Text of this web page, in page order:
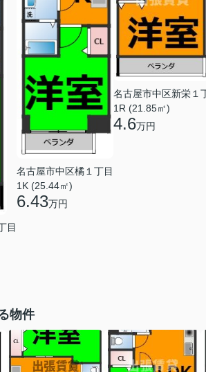
目
名古屋市中区橘１丁目
1K (25.44㎡)
6.43万円
名古屋市中区新栄１
1R (21.85㎡)
4.6万円
物件